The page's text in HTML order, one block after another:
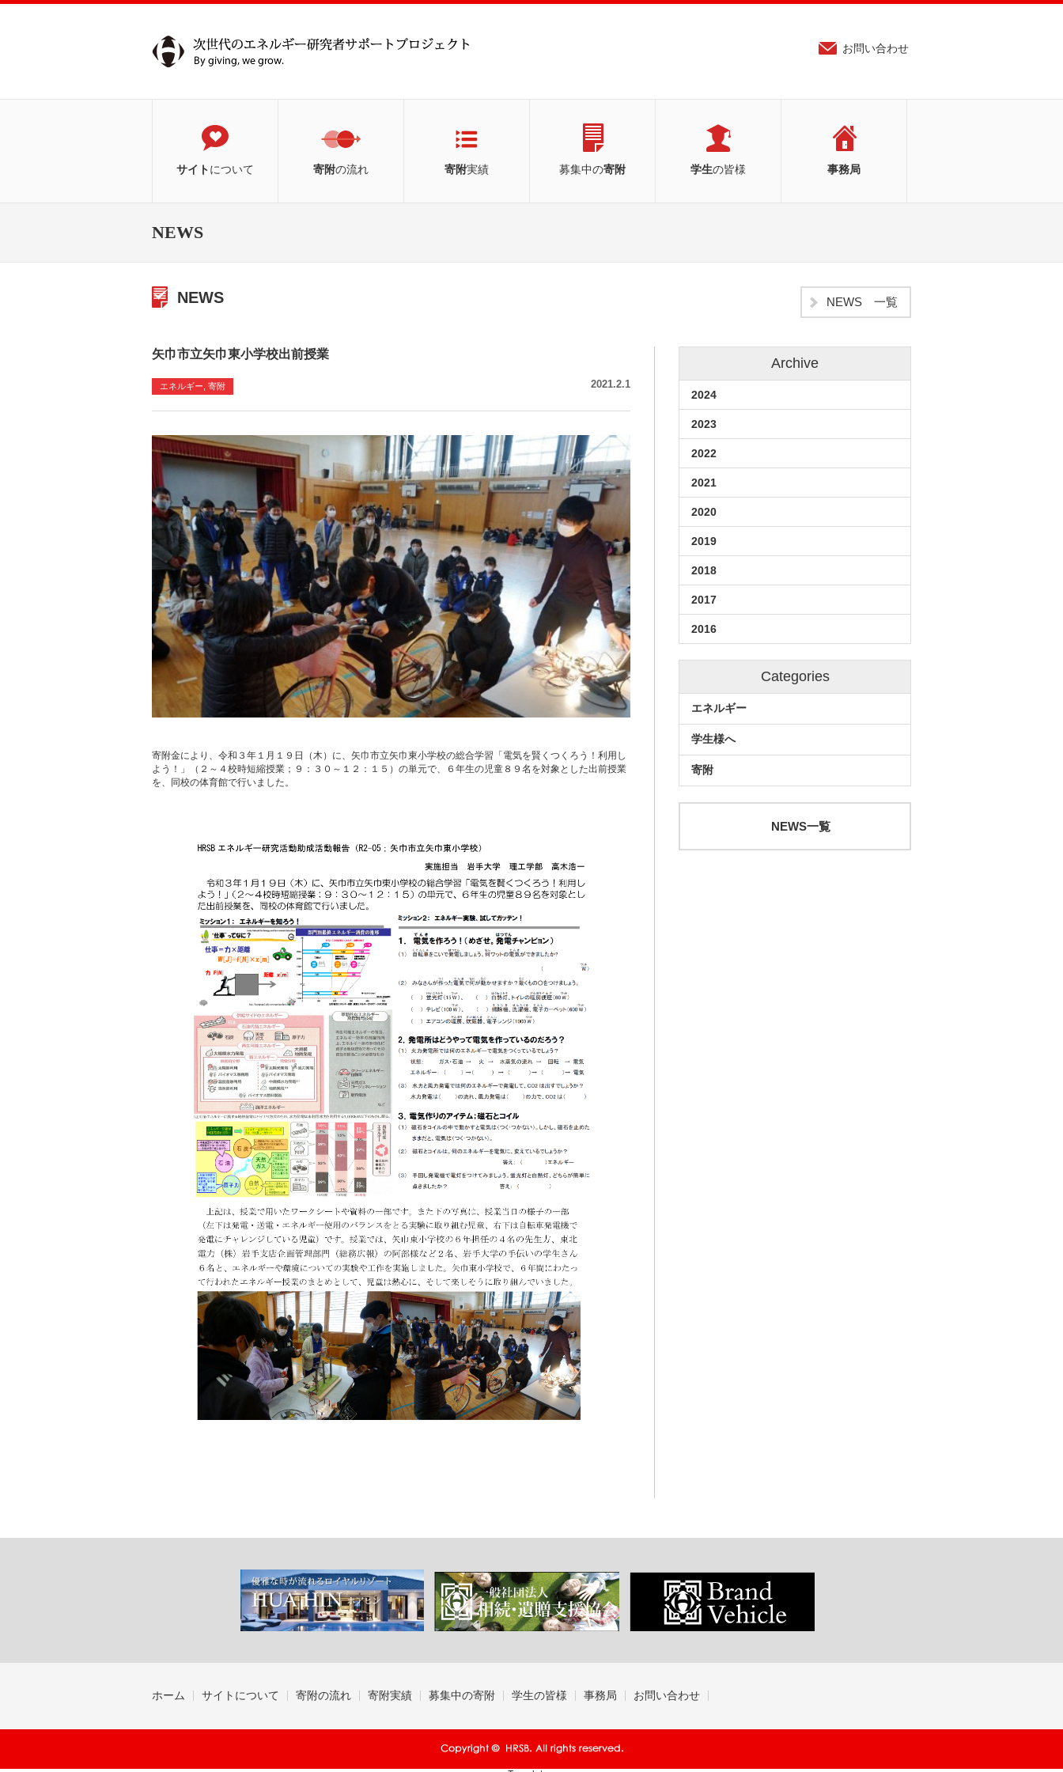
お問い合わせ
サイトについて 寄附の流れ 寄附実績 募集中の寄附 学生の皆様 事務局
NEWS
NEWS NEWS 一覧
矢巾市立矢巾東小学校出前授業
エネルギー, 寄附 2021.2.1
寄附金により、令和３年１月１９日（木）に、矢巾市立矢巾東小学校の総合学習「電気を賢くつくろう！利用し
よう！」（２～４校時短縮授業；９：３０～１２：１５）の単元で、６年生の児童８９名を対象とした出前授業
を、同校の体育館で行いました。
Archive
2024
2023
2022
2021
2020
2019
2018
2017
2016
Categories
エネルギー
学生様へ
寄附
NEWS一覧
ホーム サイトについて 寄附の流れ 寄附実績 募集中の寄附 学生の皆様 事務局 お問い合わせ